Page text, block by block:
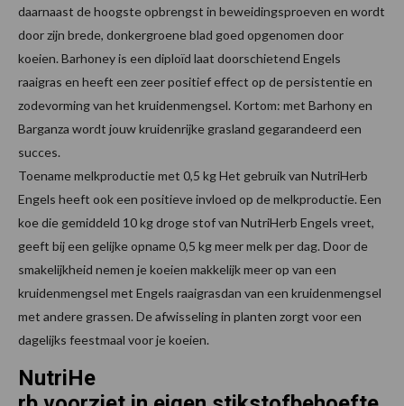
daarnaast de hoogste opbrengst in beweidingsproeven en wordt
door zijn brede, donkergroene blad goed opgenomen door
koeien. Barhoney is een diploïd laat doorschietend Engels
raaigras en heeft een zeer positief effect op de persistentie en
zodevorming van het kruidenmengsel. Kortom: met Barhony en
Barganza wordt jouw kruidenrijke grasland gegarandeerd een
succes.
Toename melkproductie met 0,5 kg Het gebruik van NutriHerb
Engels heeft ook een positieve invloed op de melkproductie. Een
koe die gemiddeld 10 kg droge stof van NutriHerb Engels vreet,
geeft bij een gelijke opname 0,5 kg meer melk per dag. Door de
smakelijkheid nemen je koeien makkelijk meer op van een
kruidenmengsel met Engels raaigrasdan van een kruidenmengsel
met andere grassen. De afwisseling in planten zorgt voor een
dagelijks feestmaal voor je koeien.
NutriHe